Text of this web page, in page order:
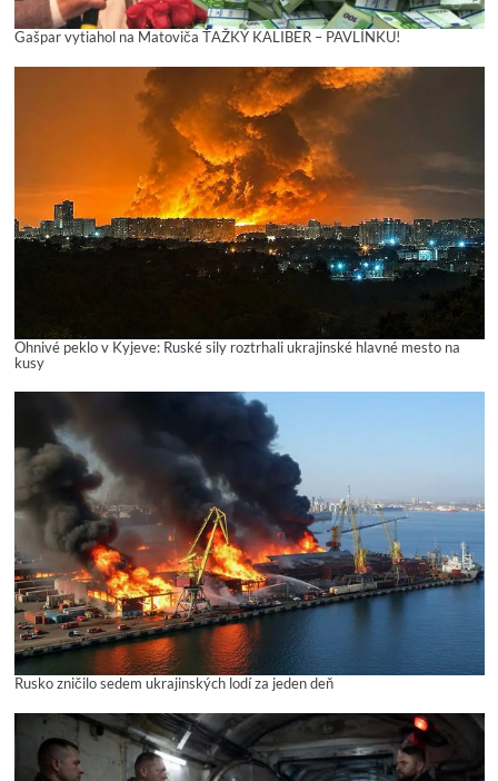
Gašpar vytiahol na Matoviča ŤAŽKÝ KALIBER – PAVLÍNKU!
Ohnivé peklo v Kyjeve: Ruské sily roztrhali ukrajinské hlavné mesto na
kusy
Rusko zničilo sedem ukrajinských lodí za jeden deň